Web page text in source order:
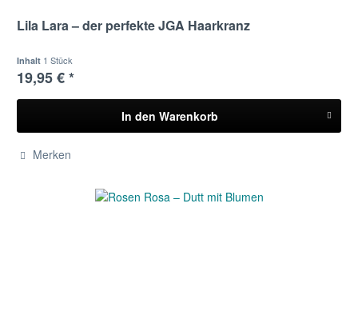
Lila Lara – der perfekte JGA Haarkranz
Inhalt 1 Stück
19,95 € *
In den Warenkorb
Merken